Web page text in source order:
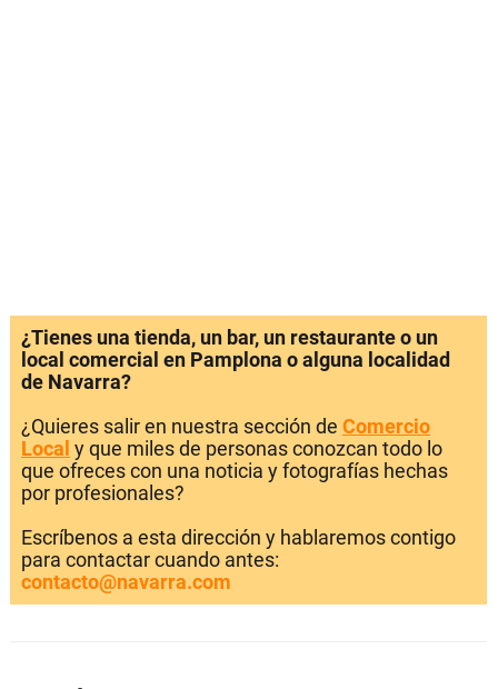
¿Tienes una tienda, un bar, un restaurante o un
local comercial en Pamplona o alguna localidad
de Navarra?
¿Quieres salir en nuestra sección de Comercio
Local y que miles de personas conozcan todo lo
que ofreces con una noticia y fotografías hechas
por profesionales?
Escríbenos a esta dirección y hablaremos contigo
para contactar cuando antes:
contacto@navarra.com